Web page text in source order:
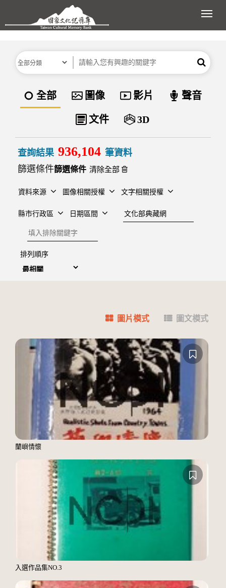
跳到主要內容區塊
展
分類 關鍵字 搜尋
資料類型
全部 圖像 影片 聲音
文件 3D
查詢結果 936,104 筆資料
篩選條件
清除全部
資料來源 圖像相關授權 文字相關授權
縣市行政區 日期區間
建檔單位
排除關鍵字
排列順序
圖片模式 圖文模式
蘭嶼情懷
入選作品集NO.3